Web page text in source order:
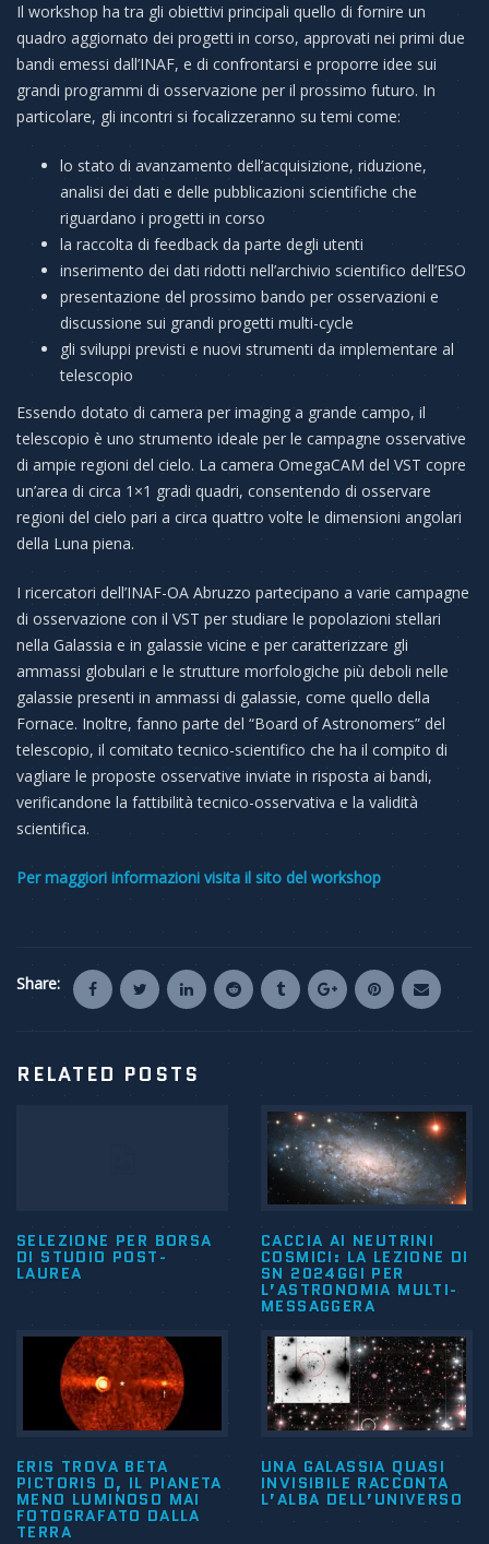
Il workshop ha tra gli obiettivi principali quello di fornire un
quadro aggiornato dei progetti in corso, approvati nei primi due
bandi emessi dall’INAF, e di confrontarsi e proporre idee sui
grandi programmi di osservazione per il prossimo futuro. In
particolare, gli incontri si focalizzeranno su temi come:
lo stato di avanzamento dell’acquisizione, riduzione,
analisi dei dati e delle pubblicazioni scientifiche che
riguardano i progetti in corso
la raccolta di feedback da parte degli utenti
inserimento dei dati ridotti nell’archivio scientifico dell’ESO
presentazione del prossimo bando per osservazioni e
discussione sui grandi progetti multi-cycle
gli sviluppi previsti e nuovi strumenti da implementare al
telescopio
Essendo dotato di camera per imaging a grande campo, il
telescopio è uno strumento ideale per le campagne osservative
di ampie regioni del cielo. La camera OmegaCAM del VST copre
un’area di circa 1×1 gradi quadri, consentendo di osservare
regioni del cielo pari a circa quattro volte le dimensioni angolari
della Luna piena.
I ricercatori dell’INAF-OA Abruzzo partecipano a varie campagne
di osservazione con il VST per studiare le popolazioni stellari
nella Galassia e in galassie vicine e per caratterizzare gli
ammassi globulari e le strutture morfologiche più deboli nelle
galassie presenti in ammassi di galassie, come quello della
Fornace. Inoltre, fanno parte del “Board of Astronomers” del
telescopio, il comitato tecnico-scientifico che ha il compito di
vagliare le proposte osservative inviate in risposta ai bandi,
verificandone la fattibilità tecnico-osservativa e la validità
scientifica.
Per maggiori informazioni visita il sito del workshop
Share:
RELATED POSTS
SELEZIONE PER BORSA
DI STUDIO POST-
LAUREA
CACCIA AI NEUTRINI
COSMICI: LA LEZIONE DI
SN 2024GGI PER
L’ASTRONOMIA MULTI-
MESSAGGERA
ERIS TROVA BETA
PICTORIS D, IL PIANETA
MENO LUMINOSO MAI
FOTOGRAFATO DALLA
TERRA
UNA GALASSIA QUASI
INVISIBILE RACCONTA
L’ALBA DELL’UNIVERSO